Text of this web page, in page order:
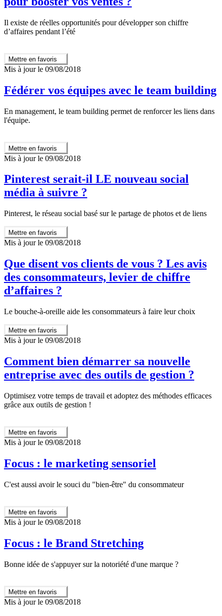
Il existe de réelles opportunités pour développer son chiffre
d’affaires pendant l’été
Mettre en favoris
Mis à jour le 09/08/2018
Fédérer vos équipes avec le team building
En management, le team building permet de renforcer les liens dans
l'équipe.
Mettre en favoris
Mis à jour le 09/08/2018
Pinterest serait-il LE nouveau social
média à suivre ?
Pinterest, le réseau social basé sur le partage de photos et de liens
Mettre en favoris
Mis à jour le 09/08/2018
Que disent vos clients de vous ? Les avis
des consommateurs, levier de chiffre
d’affaires ?
Le bouche-à-oreille aide les consommateurs à faire leur choix
Mettre en favoris
Mis à jour le 09/08/2018
Comment bien démarrer sa nouvelle
entreprise avec des outils de gestion ?
Optimisez votre temps de travail et adoptez des méthodes efficaces
grâce aux outils de gestion !
Mettre en favoris
Mis à jour le 09/08/2018
Focus : le marketing sensoriel
C'est aussi avoir le souci du "bien-être" du consommateur
Mettre en favoris
Mis à jour le 09/08/2018
Focus : le Brand Stretching
Bonne idée de s'appuyer sur la notoriété d'une marque ?
Mettre en favoris
Mis à jour le 09/08/2018